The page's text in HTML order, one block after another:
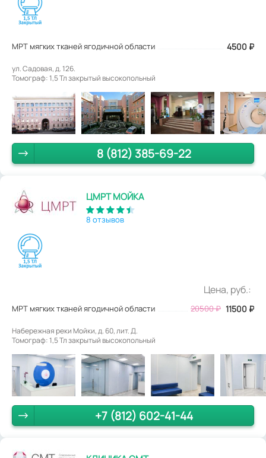
МРТ мягких тканей ягодичной области 4500 ₽
ул. Садовая, д. 126.
Томограф: 1,5 Тл закрытый высокопольный
8 (812) 385-69-22
ЦМРТ МОЙКА
8 отзывов
Цена, руб.:
МРТ мягких тканей ягодичной области 20500₽ 11500 ₽
Набережная реки Мойки, д. 60, лит. Д.
Томограф: 1,5 Тл закрытый высокопольный
+7 (812) 602-41-44